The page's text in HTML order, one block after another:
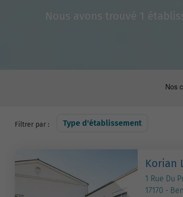
Nous avons trouvé 1
Filtrer par : Type d'établissement
Korian
1 Rue Du
17170 -